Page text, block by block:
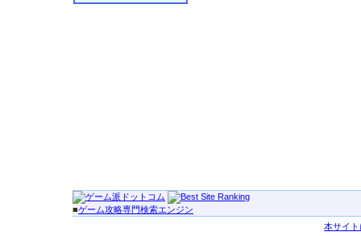
■ゲーム攻略専門検索エンジン
本サイ